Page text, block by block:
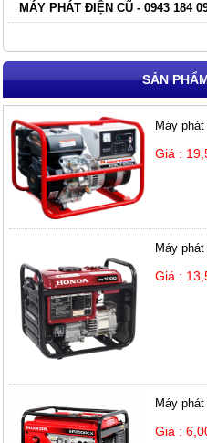
MÁY PHÁT ĐIỆN CŨ - 0943 184
SẢN
Máy
Giá :
Máy
Giá :
Máy
Giá :